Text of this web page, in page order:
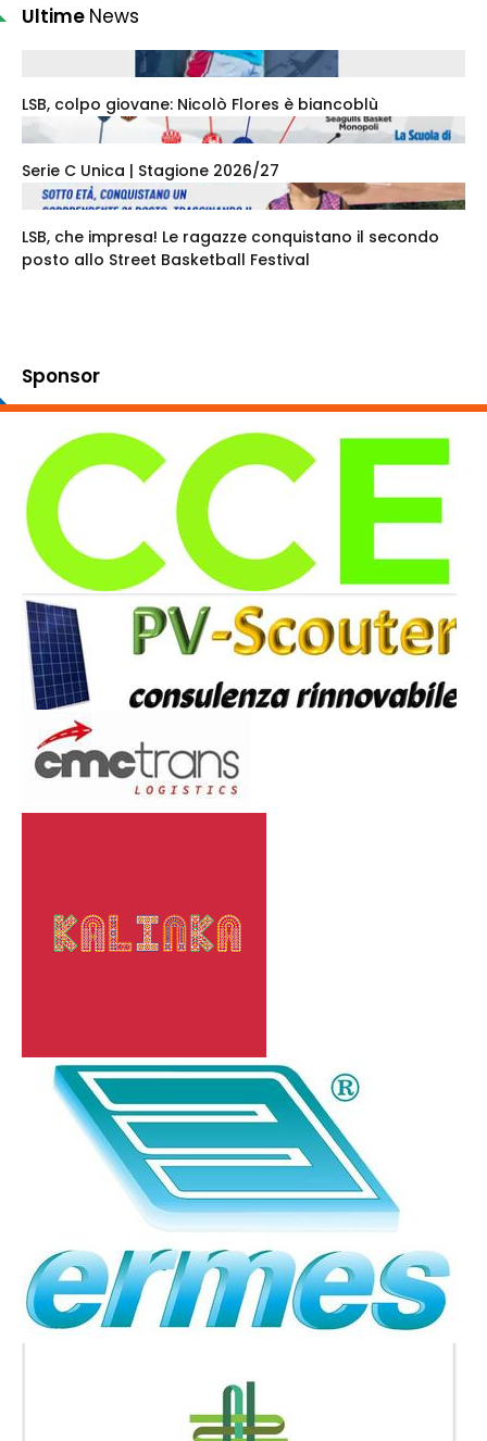
Ultime News
LSB, colpo giovane: Nicolò Flores è biancoblù
Serie C Unica | Stagione 2026/27
LSB, che impresa! Le ragazze conquistano il secondo
posto allo Street Basketball Festival
Sponsor